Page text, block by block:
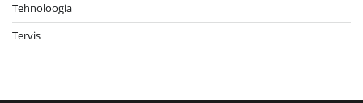
Tehnoloogia
Tervis